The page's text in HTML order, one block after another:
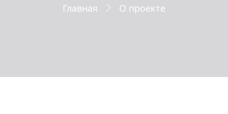
Главная О проекте